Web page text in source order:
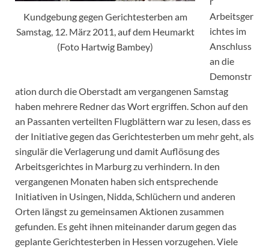
Kundgebung gegen Gerichtesterben am
Samstag, 12. März 2011, auf dem Heumarkt
(Foto Hartwig Bambey)
Arbeitsger
ichtes im
Anschluss
an die
Demonstr
ation durch die Oberstadt am vergangenen Samstag
haben mehrere Redner das Wort ergriffen. Schon auf den
an Passanten verteilten Flugblättern war zu lesen, dass es
der Initiative gegen das Gerichtesterben um mehr geht, als
singulär die Verlagerung und damit Auflösung des
Arbeitsgerichtes in Marburg zu verhindern. In den
vergangenen Monaten haben sich entsprechende
Initiativen in Usingen, Nidda, Schlüchern und anderen
Orten längst zu gemeinsamen Aktionen zusammen
gefunden. Es geht ihnen miteinander darum gegen das
geplante Gerichtesterben in Hessen vorzugehen. Viele